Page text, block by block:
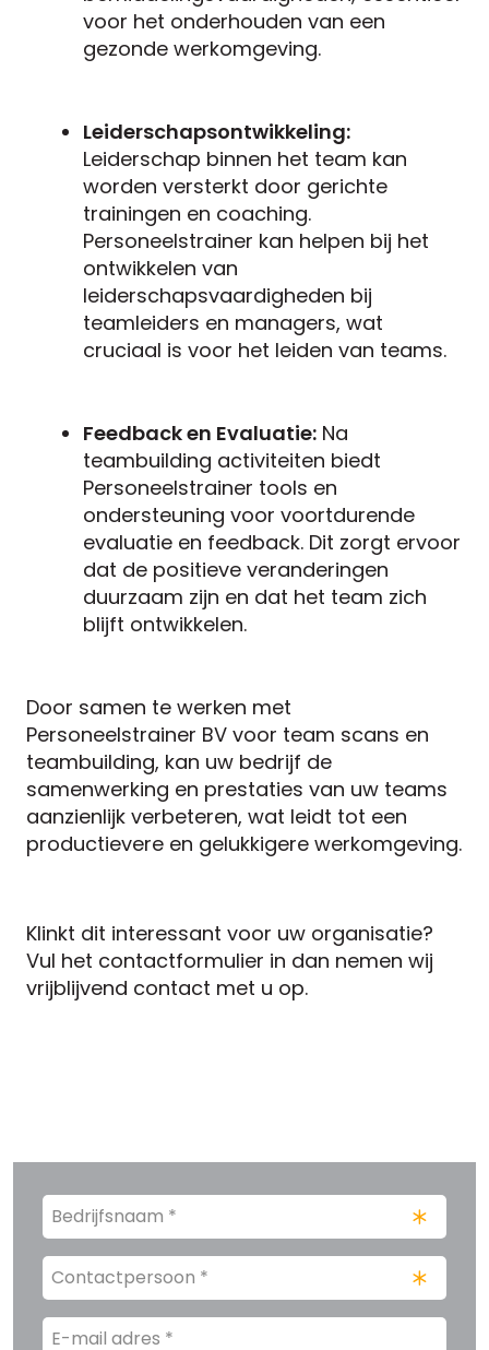
voor het onderhouden van een
gezonde werkomgeving.
Leiderschapsontwikkeling:
Leiderschap binnen het team kan
worden versterkt door gerichte
trainingen en coaching.
Personeelstrainer kan helpen bij het
ontwikkelen van
leiderschapsvaardigheden bij
teamleiders en managers, wat
cruciaal is voor het leiden van teams.
Feedback en Evaluatie: Na
teambuilding activiteiten biedt
Personeelstrainer tools en
ondersteuning voor voortdurende
evaluatie en feedback. Dit zorgt ervoor
dat de positieve veranderingen
duurzaam zijn en dat het team zich
blijft ontwikkelen.
Door samen te werken met
Personeelstrainer BV voor team scans en
teambuilding, kan uw bedrijf de
samenwerking en prestaties van uw teams
aanzienlijk verbeteren, wat leidt tot een
productievere en gelukkigere werkomgeving.
Klinkt dit interessant voor uw organisatie?
Vul het contactformulier in dan nemen wij
vrijblijvend contact met u op.
Bedrijfsnaam
*
(Vereist)
Contactpersoon
(Vereist)
E-